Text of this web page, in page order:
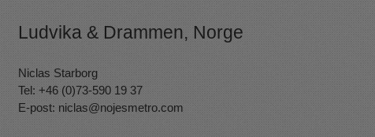
Ludvika & Drammen, Norge
Niclas Starborg
Tel: +46 (0)73-590 19 37
E-post: niclas@nojesmetro.com